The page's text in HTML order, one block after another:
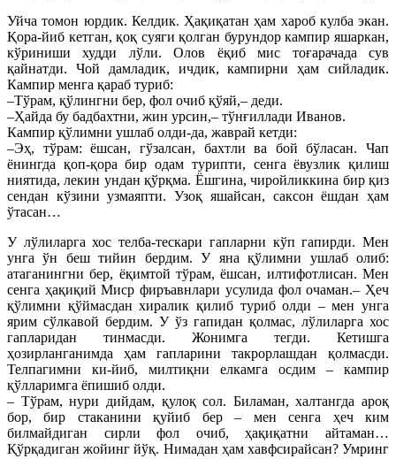
Уйча томон юрдик. Келдик. Ҳақиқатан ҳам хароб кулба экан.
Қора-йиб кетган, қоқ суяги қолган бурундор кампир яшаркан,
кўриниши худди лўли. Олов ёқиб мис тоғарачада сув
қайнатди. Чой дамладик, ичдик, кампирни ҳам сийладик.
Кампир менга қараб туриб:
–Тўрам, қўлингни бер, фол очиб қўяй,– деди.
–Ҳайда бу бадбахтни, жин урсин,– тўнғиллади Иванов.
Кампир қўлимни ушлаб олди-да, жаврай кетди:
–Эҳ, тўрам: ёшсан, гўзалсан, бахтли ва бой бўласан. Чап
ёнингда қоп-қора бир одам турипти, сенга ёвузлик қилиш
ниятида, лекин ундан қўрқма. Ёшгина, чиройликкина бир қиз
сендан кўзини узмаяпти. Узоқ яшайсан, саксон ёшдан ҳам
ўтасан…
У лўлиларга хос телба-тескари гапларни кўп гапирди. Мен
унга ўн беш тийин бердим. У яна қўлимни ушлаб олиб:
атаганингни бер, ёқимтой тўрам, ёшсан, илтифотлисан. Мен
сенга ҳақиқий Миср фиръавнлари усулида фол очаман.– Ҳеч
қўлимни қўймасдан хиралик қилиб туриб олди – мен унга
ярим сўлкавой бердим. У ўз гапидан қолмас, лўлиларга хос
гапларидан тинмасди. Жонимга тегди. Кетишга
ҳозирланганимда ҳам гапларини такрорлашдан қолмасди.
Телпагимни ки-йиб, милтиқни елкамга осдим – кампир
қўлларимга ёпишиб олди.
– Тўрам, нури дийдам, қулоқ сол. Биламан, халтангда ароқ
бор, бир стаканини қуйиб бер – мен сенга ҳеч ким
билмайдиган сирли фол очиб, ҳақиқатни айтаман…
Қўрқадиган жойинг йўқ. Нимадан ҳам хавфсирайсан? Умринг